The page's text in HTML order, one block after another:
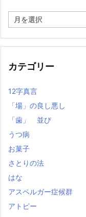
去
記
カテゴリー
12字真言
「場」の良し悪し
「歯」 並び
うつ病
お菓子
さとりの法
はな
アスペルガー症候群
アトピー